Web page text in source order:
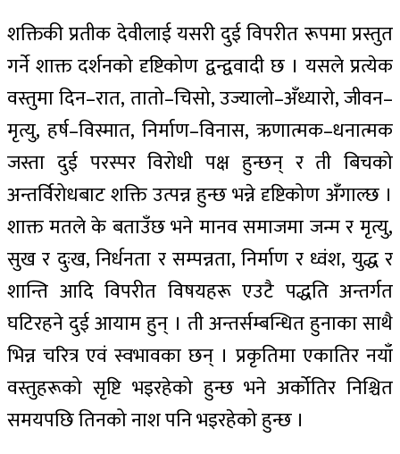
शक्तिकी प्रतीक देवीलाई यसरी दुई विपरीत रूपमा प्रस्तुत
गर्ने शाक्त दर्शनको दृष्टिकोण द्वन्द्ववादी छ । यसले प्रत्येक
वस्तुमा दिन–रात, तातो–चिसो, उज्यालो–अँध्यारो, जीवन–
मृत्यु, हर्ष–विस्मात, निर्माण–विनास, ऋणात्मक–धनात्मक
जस्ता दुई परस्पर विरोधी पक्ष हुन्छन् र ती बिचको
अन्तर्विरोधबाट शक्ति उत्पन्न हुन्छ भन्ने दृष्टिकोण अँगाल्छ ।
शाक्त मतले के बताउँछ भने मानव समाजमा जन्म र मृत्यु,
सुख र दुःख, निर्धनता र सम्पन्नता, निर्माण र ध्वंश, युद्ध र
शान्ति आदि विपरीत विषयहरू एउटै पद्धति अन्तर्गत
घटिरहने दुई आयाम हुन् । ती अन्तर्सम्बन्धित हुनाका साथै
भिन्न चरित्र एवं स्वभावका छन् । प्रकृतिमा एकातिर नयाँ
वस्तुहरूको सृष्टि भइरहेको हुन्छ भने अर्कोतिर निश्चित
समयपछि तिनको नाश पनि भइरहेको हुन्छ ।